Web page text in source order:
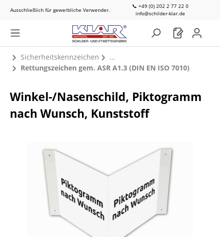
Ausschließlich für gewerbliche Verwender.
📞 +49 (0) 202 2 77 22 0
info@schilder-klar.de
Sicherheitskennzeichen
Rettungszeichen gem. ASR A1.3 (DIN EN ISO 7010)
Winkel-/Nasenschild, Piktogramm
nach Wunsch, Kunststoff